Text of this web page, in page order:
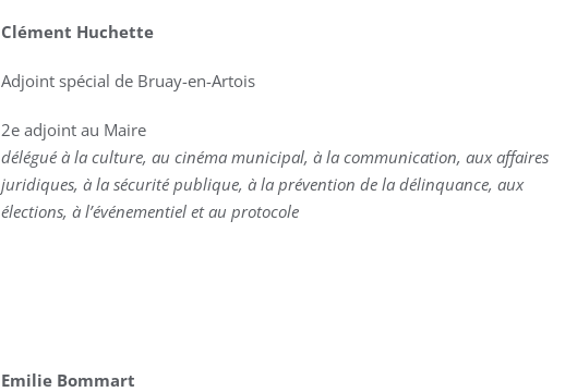
Clément Huchette
Adjoint spécial de Bruay-en-Artois
2e adjoint au Maire
délégué à la culture, au cinéma municipal, à la communication, aux affaires
juridiques, à la sécurité publique, à la prévention de la délinquance, aux
élections, à l’événementiel et au protocole
Emilie Bommart